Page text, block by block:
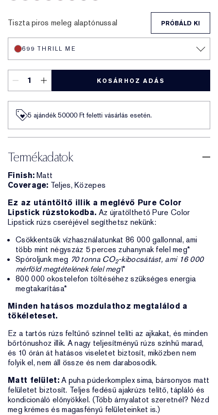
Tiszta piros meleg alaptónussal
PRÓBÁLD KI
699 THRILL ME
KOSÁRHOZ ADÁS
5 ajándék 50000​ Ft feletti vásárlás esetén.
Termékadatok
Finish:Matt
Coverage: Teljes, Közepes
Ez az utántöltő illik a meglévő Pure Color
Lipstick rúzstokodba. Az újratölthető Pure Color
Lipstick rúzs cseréjével segíthetsz nekünk:
Csökkentsük vízhasználatunkat 86 000 gallonnal, ami
több mint négyszáz 5 perces zuhanynak felel meg*
Spóroljunk meg 70 tonna CO2-kibocsátást, ami 16 000
mérföld megtételének felel meg\*
800 000 okostelefon töltéséhez szükséges energia
megtakarítása*
Minden hatásos mozdulathoz megtalálod a
tökéleteset.
Ez a tartós rúzs feltűnő színnel telíti az ajkakat, és minden
bőrtónushoz illik. A nagy teljesítményű rúzs színhű marad,
és 10 órán át hatásos viseletet biztosít, miközben nem
folyik el, nem áll össze és nem darabosodik.
Matt felület:A puha púderkomplex sima, bársonyos matt
felületet biztosít. Teljes fedésű ajakrúzs telítő, tápláló és
kondicionáló előnyökkel. (Több árnyalatot szeretnél? Nézd
meg krémes és magasfényű felületeinket is.)